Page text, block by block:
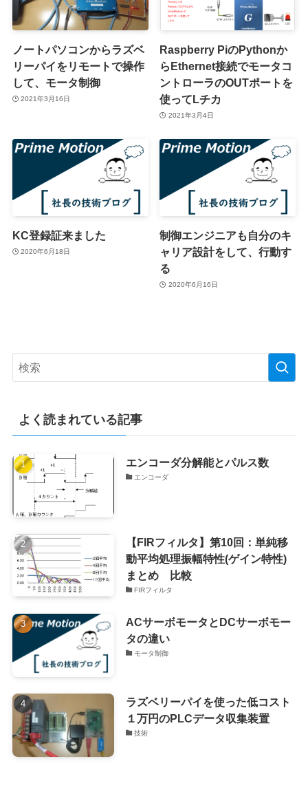
ノートパソコンからラズベ
リーパイをリモートで操作
して、モータ制御
2021年3月16日
Raspberry PiのPythonか
らEthernet接続でモータコ
ントローラのOUTポートを
使ってLチカ
2021年3月4日
KC登録証来ました
2020年6月18日
制御エンジニアも自分のキ
ャリア設計をして、行動す
る
2020年6月16日
よく読まれている記事
エンコーダ分解能とパルス数
エンコーダ
【FIRフィルタ】第10回：単純移
動平均処理振幅特性(ゲイン特性)
まとめ 比較
FIRフィルタ
ACサーボモータとDCサーボモー
タの違い
モータ制御
ラズベリーパイを使った低コスト
１万円のPLCデータ収集装置
技術